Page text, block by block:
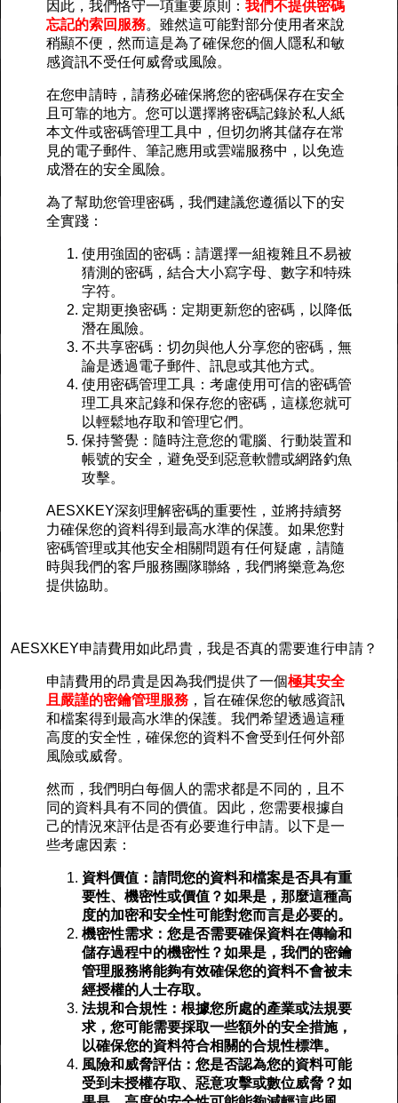
因此，我們恪守一項重要原則： 我們不提供密碼
忘記的索回服務。雖然這可能對部分使用者來說
稍顯不便，然而這是為了確保您的個人隱私和敏
感資訊不受任何威脅或風險。
在您申請時，請務必確保將您的密碼保存在安全
且可靠的地方。您可以選擇將密碼記錄於私人紙
本文件或密碼管理工具中，但切勿將其儲存在常
見的電子郵件、筆記應用或雲端服務中，以免造
成潛在的安全風險。
為了幫助您管理密碼，我們建議您遵循以下的安
全實踐：
使用強固的密碼：請選擇一組複雜且不易被
猜測的密碼，結合大小寫字母、數字和特殊
字符。
定期更換密碼：定期更新您的密碼，以降低
潛在風險。
不共享密碼：切勿與他人分享您的密碼，無
論是透過電子郵件、訊息或其他方式。
使用密碼管理工具：考慮使用可信的密碼管
理工具來記錄和保存您的密碼，這樣您就可
以輕鬆地存取和管理它們。
保持警覺：隨時注意您的電腦、行動裝置和
帳號的安全，避免受到惡意軟體或網路釣魚
攻擊。
AESXKEY深刻理解密碼的重要性，並將持續努
力確保您的資料得到最高水準的保護。如果您對
密碼管理或其他安全相關問題有任何疑慮，請隨
時與我們的客戶服務團隊聯絡，我們將樂意為您
提供協助。
AESXKEY申請費用如此昂貴，我是否真的需要進行申請？
申請費用的昂貴是因為我們提供了一個極其安全
且嚴謹的密鑰管理服務 ，旨在確保您的敏感資訊
和檔案得到最高水準的保護。我們希望透過這種
高度的安全性，確保您的資料不會受到任何外部
風險或威脅。
然而，我們明白每個人的需求都是不同的，且不
同的資料具有不同的價值。因此，您需要根據自
己的情況來評估是否有必要進行申請。以下是一
些考慮因素：
資料價值：請問您的資料和檔案是否具有重
要性、機密性或價值？如果是，那麼這種高
度的加密和安全性可能對您而言是必要的。
機密性需求：您是否需要確保資料在傳輸和
儲存過程中的機密性？如果是，我們的密鑰
管理服務將能夠有效確保您的資料不會被未
經授權的人士存取。
法規和合規性：根據您所處的產業或法規要
求，您可能需要採取一些額外的安全措施，
以確保您的資料符合相關的合規性標準。
風險和威脅評估：您是否認為您的資料可能
受到未授權存取、惡意攻擊或數位威脅？如